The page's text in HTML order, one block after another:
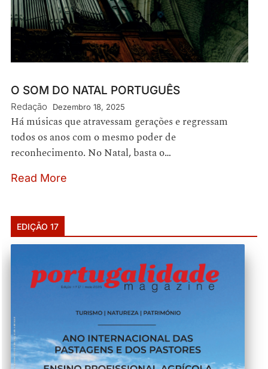
O SOM DO NATAL PORTUGUÊS
Redação Dezembro 18, 2025
Há músicas que atravessam gerações e regressam
todos os anos com o mesmo poder de
reconhecimento. No Natal, basta o…
Read More
EDIÇÃO 17